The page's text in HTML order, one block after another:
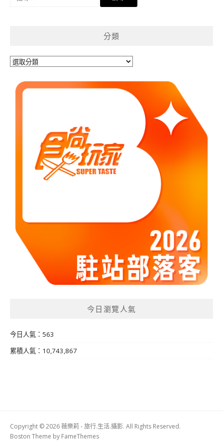
分類
分
今日瀏覽人氣
今日人氣：563
累積人氣：10,743,867
Copyright © 2026 薇樂莉 - 旅行.生活.攝影. All Rights Reserved.
Boston Theme by FameThemes